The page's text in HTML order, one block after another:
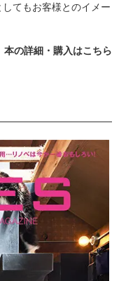
てもお客様とのイメー
本の詳細・購入はこちら